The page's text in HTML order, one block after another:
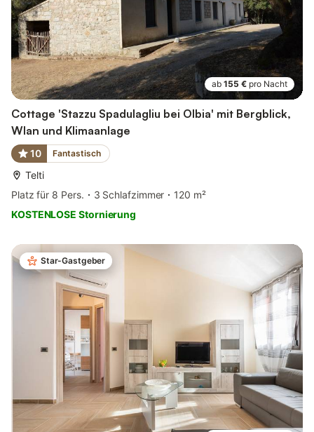
ab 155 € pro Nacht
Cottage 'Stazzu Spadulagliu bei Olbia' mit Bergblick,
Wlan und Klimaanlage
10 Fantastisch
Telti
Platz für 8 Pers.
3 Schlafzimmer
120 m²
KOSTENLOSE Stornierung
Star-Gastgeber